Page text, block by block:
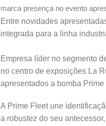
marca presença no evento
Entre novidades
integrada para a linha
Empresa líder no segmento
no centro de exposições La
apresentados a bomba
A Prime Fleet une
a robustez do seu